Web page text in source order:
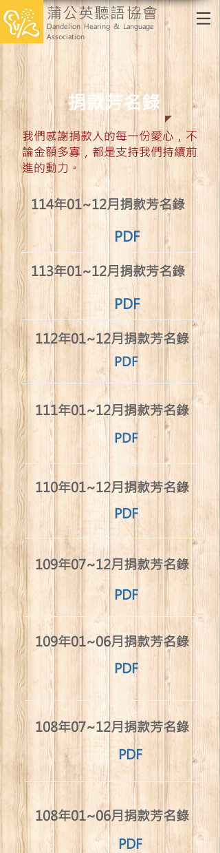
蒲公英聽語協會
Dandelion Hearing & Language
Association
​捐款芳名錄
​我們感謝捐款人的每一份愛心，不
論金額多寡，都是支持我們持續前
進的動力。
​114年01~12月捐款芳名錄
PDF
​113年01~12月捐款芳名錄
PDF
​112年01~12月捐款芳名錄
PDF
​111年01~12月捐款芳名錄
PDF
​110年01~12月捐款芳名錄
PDF
​109年07~12月捐款芳名錄
PDF
​109年01~06月捐款芳名錄
PDF
​108年07~12月捐款芳名錄
PDF
​108年01~06月捐款芳名錄
PDF